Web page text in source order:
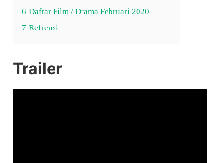
6 Daftar Film / Drama Februari 2020
7 Refrensi
Trailer